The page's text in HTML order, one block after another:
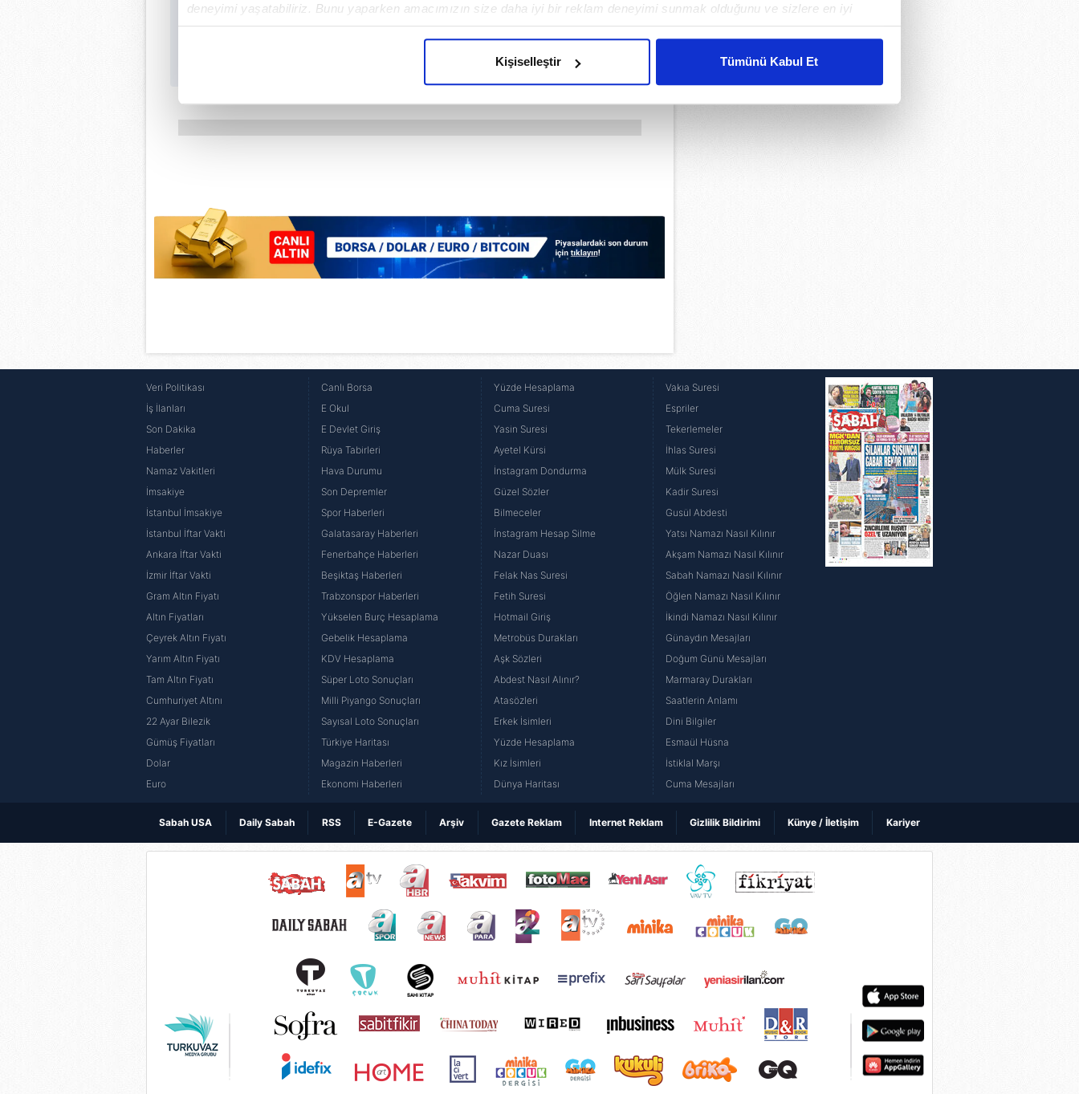
deneyimi yaşatabiliriz. Bunu yaparken amacımızın size daha iyi bir reklam deneyimi sunmak olduğunu ve sizlere en iyi
içerikleri sunabilmek adına elimizden gelen çabayı gösterdiğimizi ve bu noktada, reklamların maliyetlerimizi karşılamak
Her halükârda, kullanıcılar, bu çerezlere izin vermedikleri takdirde, kullanıcılara hedefli reklamlar gösterilmeyecektir."
Çerezlere ilişkin tercihlerinizi aşağıda yer alan panel vasıtasıyla belirleyebilirsiniz. Çerezlere ilişkin detaylı bilgi için Ayarlar
butonuna tıklayabilir, Çerez Bilgilendirme Metnimiziziyaret edebilirsiniz.
6698 sayılı Kişisel Verilerin Korunması Kanunu uyarınca hazırlanmış Aydınlatma Metnimizi okumak ve sitemizde ilgili
Kişiselleştir Tümünü Kabul Et
Veri Politikası
İş İlanları
Son Dakika
Haberler
Namaz Vakitleri
İmsakiye
İstanbul İmsakiye
İstanbul İftar Vakti
Ankara İftar Vakti
İzmir İftar Vakti
Gram Altın Fiyatı
Altın Fiyatları
Çeyrek Altın Fiyatı
Yarım Altın Fiyatı
Tam Altın Fiyatı
Cumhuriyet Altını
22 Ayar Bilezik
Gümüş Fiyatları
Dolar
Euro
Canlı Borsa
E Okul
E Devlet Giriş
Rüya Tabirleri
Hava Durumu
Son Depremler
Spor Haberleri
Galatasaray Haberleri
Fenerbahçe Haberleri
Beşiktaş Haberleri
Trabzonspor Haberleri
Yükselen Burç Hesaplama
Gebelik Hesaplama
KDV Hesaplama
Süper Loto Sonuçları
Milli Piyango Sonuçları
Sayısal Loto Sonuçları
Türkiye Haritası
Magazin Haberleri
Ekonomi Haberleri
Yüzde Hesaplama
Cuma Suresi
Yasin Suresi
Ayetel Kürsi
İnstagram Dondurma
Güzel Sözler
Bilmeceler
İnstagram Hesap Silme
Nazar Duası
Felak Nas Suresi
Fetih Suresi
Hotmail Giriş
Metrobüs Durakları
Aşk Sözleri
Abdest Nasıl Alınır?
Atasözleri
Erkek İsimleri
Yüzde Hesaplama
Kız İsimleri
Dünya Haritası
Vakıa Suresi
Espriler
Tekerlemeler
İhlas Suresi
Mülk Suresi
Kadir Suresi
Gusül Abdesti
Yatsı Namazı Nasıl Kılınır
Akşam Namazı Nasıl Kılınır
Sabah Namazı Nasıl Kılınır
Öğlen Namazı Nasıl Kılınır
İkindi Namazı Nasıl Kılınır
Günaydın Mesajları
Doğum Günü Mesajları
Marmaray Durakları
Saatlerin Anlamı
Dini Bilgiler
Esmaül Hüsna
İstiklal Marşı
Cuma Mesajları
Sabah USA Daily Sabah RSS E-Gazete Arşiv Gazete Reklam Internet Reklam Gizlilik Bildirimi Künye / İletişim Kariyer